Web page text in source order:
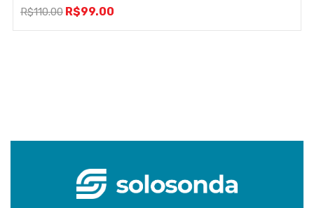
R$110.00 R$99.00